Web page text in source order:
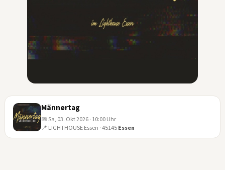
03
Männertag
📅 Sa, 03. Okt 2026 · 10:00 Uhr
📍 LIGHTHOUSE Essen · 45145 Essen